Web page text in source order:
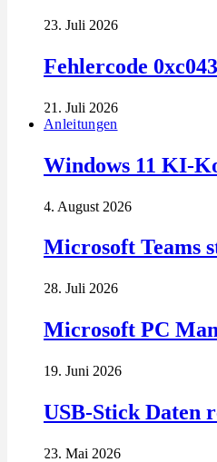
23. Juli 2026
Fehlercode
21. Juli 2026
Anleitungen
Windows 11 KI-
4. August 2026
Microsoft Teams
28. Juli 2026
Microsoft PC
19. Juni 2026
USB-Stick Daten
23. Mai 2026